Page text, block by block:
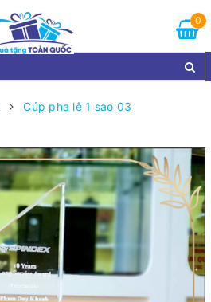
0
Cúp pha lê 1 sao 03